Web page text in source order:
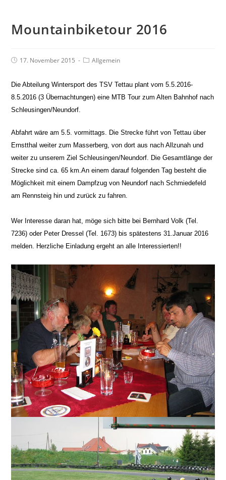
Mountainbiketour 2016
17. November 2015 Allgemein
Die Abteilung Wintersport des TSV Tettau plant vom 5.5.2016-
8.5.2016 (3 Übernachtungen) eine MTB Tour zum Alten Bahnhof nach
Schleusingen/Neundorf.
Abfahrt wäre am 5.5. vormittags. Die Strecke führt von Tettau über
Ernstthal weiter zum Masserberg, von dort aus nach Allzunah und
weiter zu unserem Ziel Schleusingen/Neundorf. Die Gesamtlänge der
Strecke sind ca. 65 km.An einem darauf folgenden Tag besteht die
Möglichkeit mit einem Dampfzug von Neundorf nach Schmiedefeld
am Rennsteig hin und zurück zu fahren.
Wer Interesse daran hat, möge sich bitte bei Bernhard Volk (Tel.
7236) oder Peter Dressel (Tel. 1673) bis spätestens 31.Januar 2016
melden. Herzliche Einladung ergeht an alle Interessierten!!